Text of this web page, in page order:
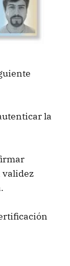
la
validez